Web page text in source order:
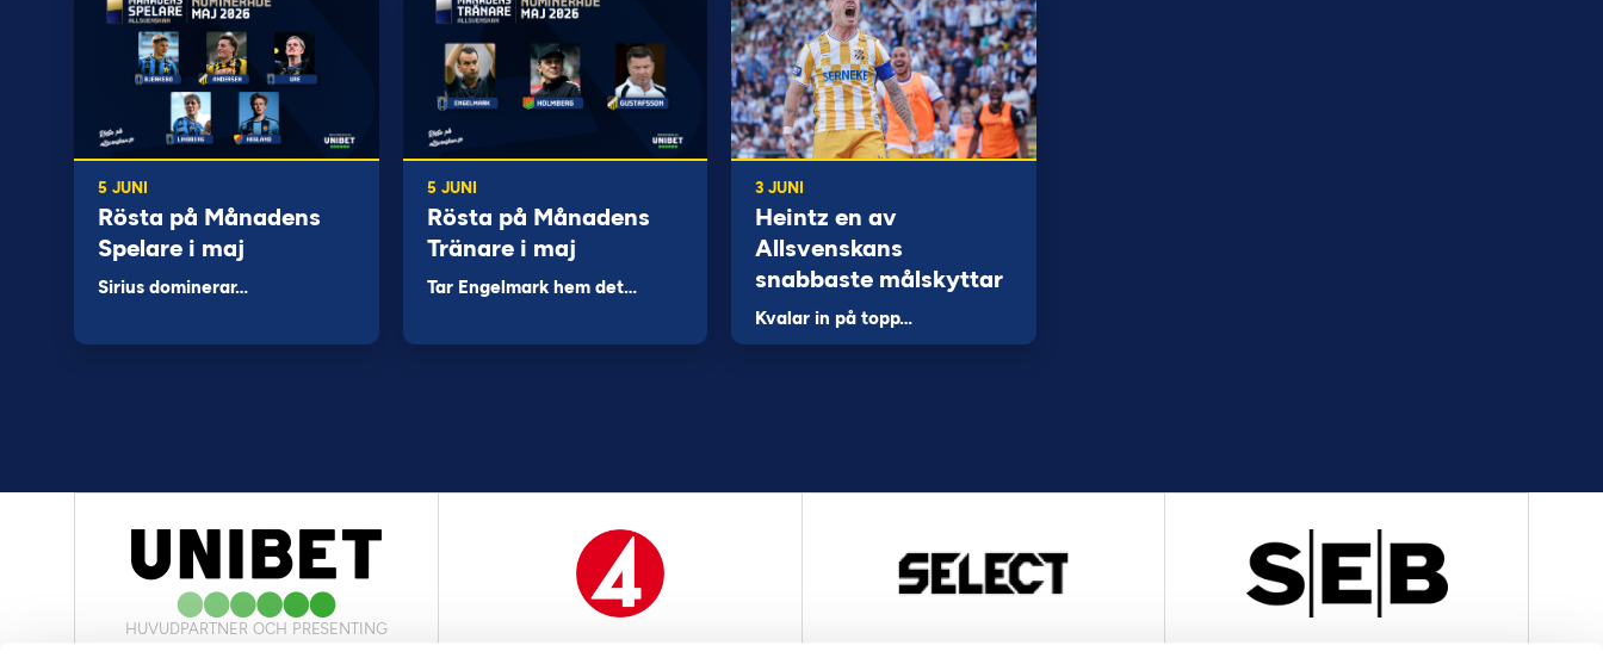
5 JUNI
Rösta på Månadens
Spelare i maj
Sirius dominerar…
5 JUNI
Rösta på Månadens
Tränare i maj
Tar Engelmark hem det…
3 JUNI
Heintz en av
Allsvenskans
snabbaste målskyttar
Kvalar in på topp…
HUVUDPARTNER OCH PRESENTING